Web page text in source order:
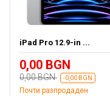
iPad Pro 12.9-in ...
0,00 BGN
0,00 BGN -0,00 BGN
Почти разпродаден